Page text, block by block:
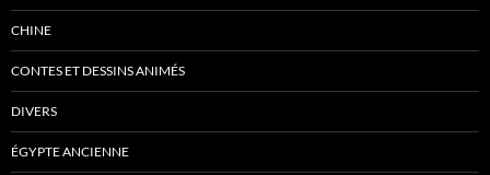
CHINE
CONTES ET DESSINS ANIMÉS
DIVERS
ÉGYPTE ANCIENNE